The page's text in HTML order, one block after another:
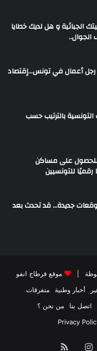
الجبائية و هل لديك خطايا
الجوال..
تعرّف على أغنى 10 رجل أعمال في تونس…إقتصاد
التونسية بالترتيب حسب
للحصول على مساكن
رقميًا للتونسيين
جديدة… قد تحدث بعد
موقع قرطاج انفو
أخبار وطنية
متفرقات
اتصل بنا
من نحن ؟
Privacy
انستقرام